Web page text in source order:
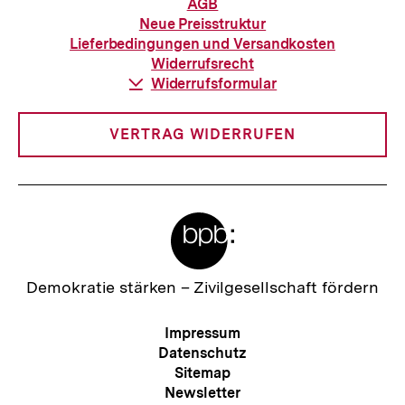
zur
Bestellung
AGB
Neue Preisstruktur
Lieferbedingungen und Versandkosten
Widerrufsrecht
Download-
Widerrufsformular
VERTRAG WIDERRUFEN
Zur
Demokratie stärken – Zivilgesellschaft fördern
Meta-
Navigation
Impressum
Datenschutz
Sitemap
Newsletter